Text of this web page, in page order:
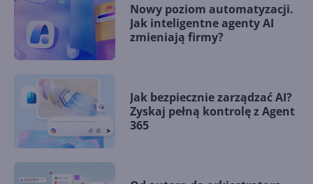
Nowy poziom automatyzacji.
Jak inteligentne agenty AI
zmieniają firmy?
Jak bezpiecznie zarządzać AI?
Zyskaj pełną kontrolę z Agent
365